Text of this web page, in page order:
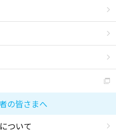
の皆さまへ
ついて